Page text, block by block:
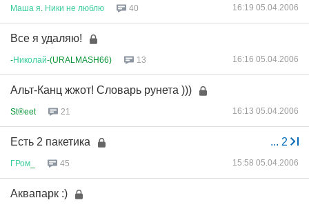
Маша я Ники не люблю 40 16:19 05.04.2006
Все я удаляю!
-Николай-(URALMASH66) 13 16:16 05.04.2006
Альт-Канц жжот! Словарь рунета )))
St®eet 21 16:13 05.04.2006
... 2
Есть 2 пакетика
ГРом 45 15:58 05.04.2006
Аквапарк :)